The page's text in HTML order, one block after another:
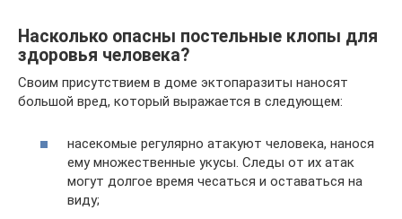
Насколько опасны постельные клопы для
здоровья человека?
Своим присутствием в доме эктопаразиты наносят
большой вред, который выражается в следующем:
насекомые регулярно атакуют человека, нанося
ему множественные укусы. Следы от их атак
могут долгое время чесаться и оставаться на
виду;